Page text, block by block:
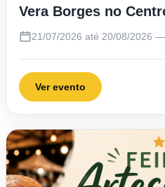
Vera Borges no
21/07/2026 até 20/08/2026
Ver evento